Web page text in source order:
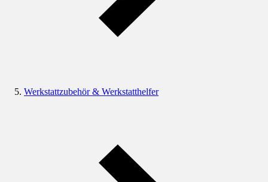
Werkstattzubehör & Werkstatthelfer